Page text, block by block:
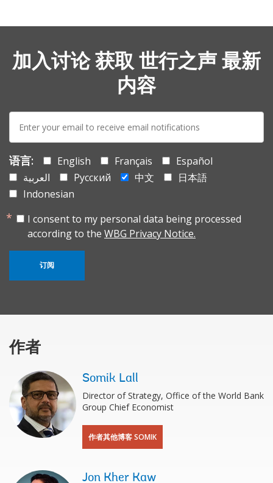
加入讨论 获取 世行之声 最新
内容
mail:
语言: English Français
Español
العربية
Русский 中文
日本語
Indonesian
I consent to my personal data being processed
according to the WBG Privacy Notice.
订阅
作者
Somik Lall
Director of Strategy, Office of the World Bank
Group Chief Economist
作者其他博客 SOMIK
Jon Kher Kaw